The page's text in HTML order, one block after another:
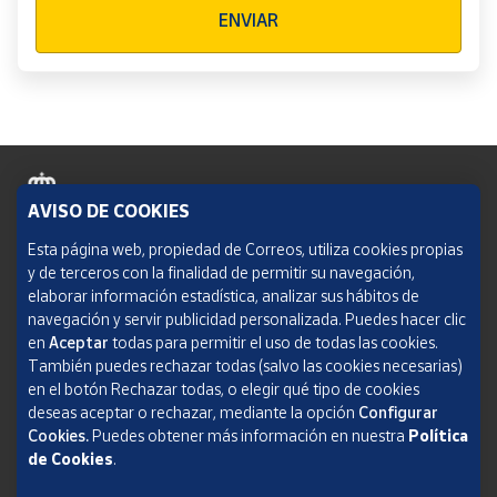
ENVIAR
Política de cookies
Aviso legal
Condiciones del servicio
Política de Privacidad Web
Informe de transparencia
SOCIEDAD ESTATAL CORREOS Y TELÉGRAFOS, S.A., S.M.E. Todos los derechos
AVISO DE COOKIES
Esta página web, propiedad de Correos, utiliza cookies propias
y de terceros con la finalidad de permitir su navegación,
elaborar información estadística, analizar sus hábitos de
navegación y servir publicidad personalizada. Puedes hacer clic
en Aceptar todas para permitir el uso de todas las cookies.
También puedes rechazar todas (salvo las cookies necesarias)
en el botón Rechazar todas, o elegir qué tipo de cookies
deseas aceptar o rechazar, mediante la opción Configurar
Cookies.Puedes obtener más información en nuestra Política
de Cookies.